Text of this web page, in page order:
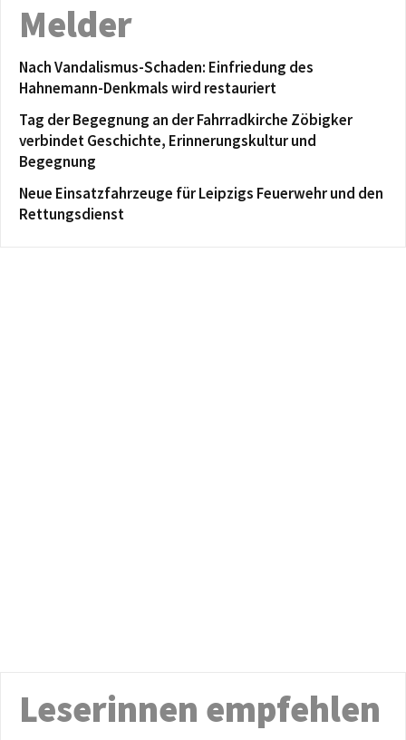
Melder
Nach Vandalismus-Schaden: Einfriedung des
Hahnemann-Denkmals wird restauriert
Tag der Begegnung an der Fahrradkirche Zöbigker
verbindet Geschichte, Erinnerungskultur und
Begegnung
Neue Einsatzfahrzeuge für Leipzigs Feuerwehr und den
Rettungsdienst
Leserinnen empfehlen